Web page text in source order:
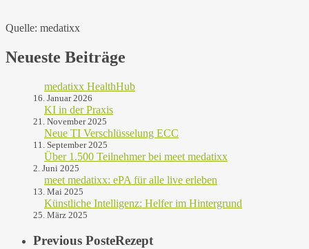
Quelle: medatixx
Neueste Beiträge
medatixx HealthHub
16. Januar 2026
KI in der Praxis
21. November 2025
Neue TI Verschlüsselung ECC
11. September 2025
Über 1.500 Teilnehmer bei meet medatixx
2. Juni 2025
meet medatixx: ePA für alle live erleben
13. Mai 2025
Künstliche Intelligenz: Helfer im Hintergrund
25. März 2025
Previous PosteRezept